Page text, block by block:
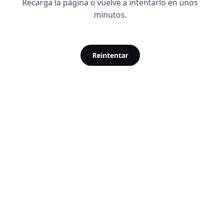
Recarga la página o vuelve a intentarlo en unos
minutos.
Reintentar